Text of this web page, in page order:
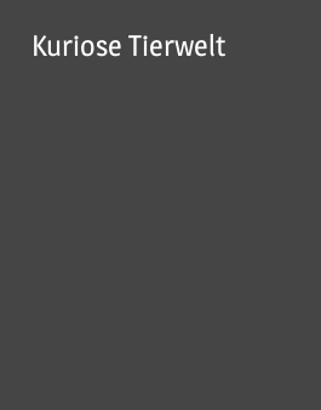
InhaltKuriose Tierwelt